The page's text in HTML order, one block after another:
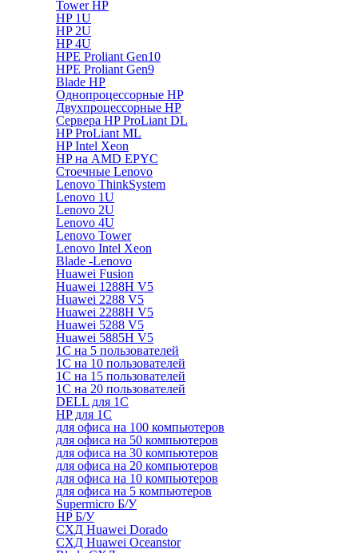
Tower HP
HP 1U
HP 2U
HP 4U
HPE Proliant Gen10
HPE Proliant Gen9
Blade HP
Однопроцессорные HP
Двухпроцессорные HP
Сервера HP ProLiant DL
HP ProLiant ML
HP Intel Xeon
HP на AMD EPYC
Стоечные Lenovo
Lenovo ThinkSystem
Lenovo 1U
Lenovo 2U
Lenovo 4U
Lenovo Tower
Lenovo Intel Xeon
Blade -Lenovo
Huawei Fusion
Huawei 1288H V5
Huawei 2288 V5
Huawei 2288H V5
Huawei 5288 V5
Huawei 5885H V5
1С на 5 пользователей
1С на 10 пользователей
1С на 15 пользователей
1С на 20 пользователей
DELL для 1С
HP для 1С
для офиса на 100 компьютеров
для офиса на 50 компьютеров
для офиса на 30 компьютеров
для офиса на 20 компьютеров
для офиса на 10 компьютеров
для офиса на 5 компьютеров
Supermicro Б/У
HP Б/У
СХД Huawei Dorado
СХД Huawei Oceanstor